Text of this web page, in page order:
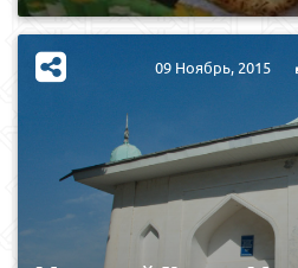
09 Ноябрь, 2015